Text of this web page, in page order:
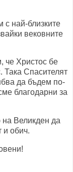
с най-близките
вековните
че Христос бе
Така Спасителят
да бъдем по-
благодарни за
на Великден да
и обич.